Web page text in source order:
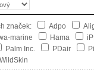
značek: Adpo
marine Hama
Palm Inc. PDair
WildSkin